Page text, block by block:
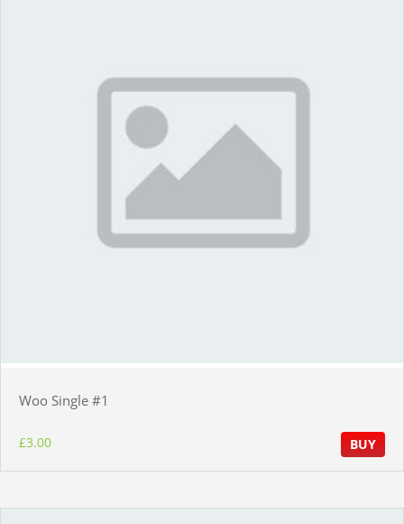
Woo Single #1
£3.00 BUY